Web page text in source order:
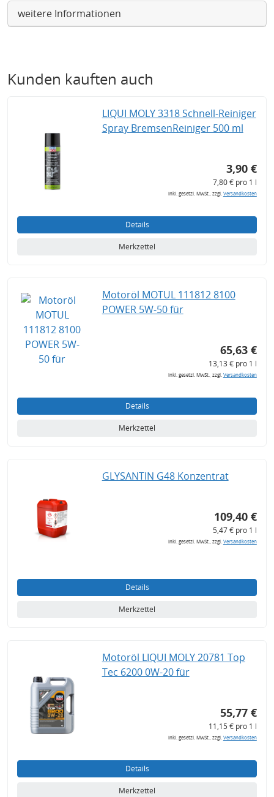
weitere Informationen
Kunden kauften auch
LIQUI MOLY 3318 Schnell-Reiniger
Spray BremsenReiniger 500 ml
3,90 €
7,80 € pro 1 l
inkl. gesetzl. MwSt., zzgl.Versandkosten
Details
Merkzettel
Motoröl MOTUL 111812 8100
POWER 5W-50 für
65,63 €
13,13 € pro 1 l
inkl. gesetzl. MwSt., zzgl.Versandkosten
Details
Merkzettel
GLYSANTIN G48 Konzentrat
109,40 €
5,47 € pro 1 l
inkl. gesetzl. MwSt., zzgl.Versandkosten
Details
Merkzettel
Motoröl LIQUI MOLY 20781 Top
Tec 6200 0W-20 für
55,77 €
11,15 € pro 1 l
inkl. gesetzl. MwSt., zzgl.Versandkosten
Details
Merkzettel